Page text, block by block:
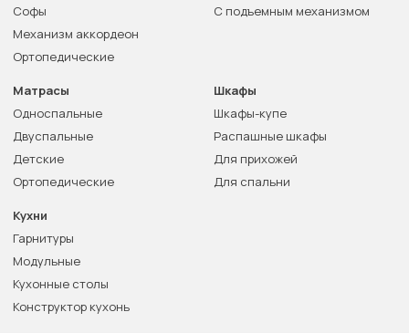
Софы
Механизм аккордеон
Ортопедические
С подъемным механизмом
Матрасы
Односпальные
Двуспальные
Детские
Ортопедические
Шкафы
Шкафы-купе
Распашные шкафы
Для прихожей
Для спальни
Кухни
Гарнитуры
Модульные
Кухонные столы
Конструктор кухонь